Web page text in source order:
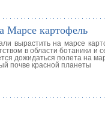
Марсе картофель
вырастить на марсе
в области ботаники
дожидаться полета на
почве красной планеты